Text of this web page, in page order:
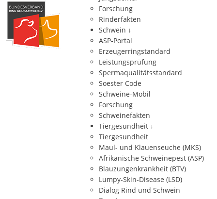
Forschung
Rinderfakten
Schwein ↓
ASP-Portal
Erzeugerringstandard
Leistungsprüfung
Spermaqualitätsstandard
Soester Code
Schweine-Mobil
Forschung
Schweinefakten
Tiergesundheit ↓
Tiergesundheit
Maul- und Klauenseuche (MKS)
Afrikanische Schweinepest (ASP)
Blauzungenkrankheit (BTV)
Lumpy-Skin-Disease (LSD)
Dialog Rind und Schwein